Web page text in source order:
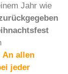
Jahr wie
An allen
jeder